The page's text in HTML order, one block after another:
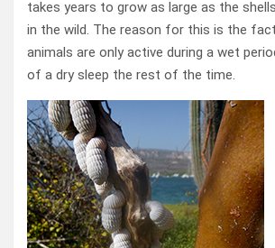
takes years to grow as large as the
in the wild. The reason for this is the
animals are only active during a wet
of a dry sleep the rest of the time.